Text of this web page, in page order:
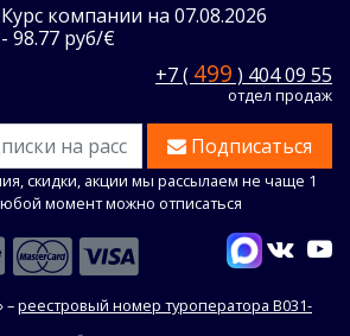
Курс компании на 07.08.2026
- 98.77 руб/€
+7 ( 499 ) 404 09 55
отдел продаж
Подписаться
скидки, акции мы рассылаем не чаще 1
момент можно отписаться
–реестровый номер туроператора В031-